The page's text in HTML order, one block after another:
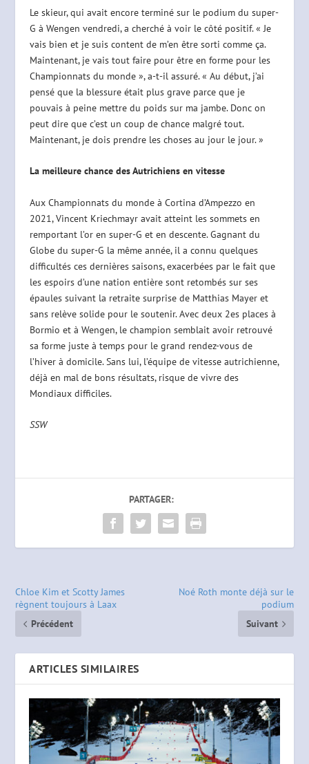
Le skieur, qui avait encore terminé sur le podium du super-
G à Wengen vendredi, a cherché à voir le côté positif. « Je
vais bien et je suis content de m’en être sorti comme ça.
Maintenant, je vais tout faire pour être en forme pour les
Championnats du monde », a-t-il assuré. « Au début, j’ai
pensé que la blessure était plus grave parce que je
pouvais à peine mettre du poids sur ma jambe. Donc on
peut dire que c’est un coup de chance malgré tout.
Maintenant, je dois prendre les choses au jour le jour. »
La meilleure chance des Autrichiens en vitesse
Aux Championnats du monde à Cortina d’Ampezzo en
2021, Vincent Kriechmayr avait atteint les sommets en
remportant l’or en super-G et en descente. Gagnant du
Globe du super-G la même année, il a connu quelques
difficultés ces dernières saisons, exacerbées par le fait que
les espoirs d’une nation entière sont retombés sur ses
épaules suivant la retraite surprise de Matthias Mayer et
sans relève solide pour le soutenir. Avec deux 2es places à
Bormio et à Wengen, le champion semblait avoir retrouvé
sa forme juste à temps pour le grand rendez-vous de
l’hiver à domicile. Sans lui, l’équipe de vitesse autrichienne,
déjà en mal de bons résultats, risque de vivre des
Mondiaux difficiles.
SSW
PARTAGER:
Chloe Kim et Scotty James
règnent toujours à Laax
Précédent
Noé Roth monte déjà sur le
podium
Suivant
ARTICLES SIMILAIRES